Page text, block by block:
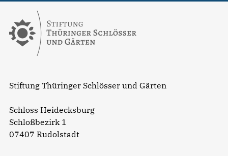
Stiftung Thüringer Schlösser und Gärten
Schloss Heidecksburg
Schloßbezirk 1
07407 Rudolstadt